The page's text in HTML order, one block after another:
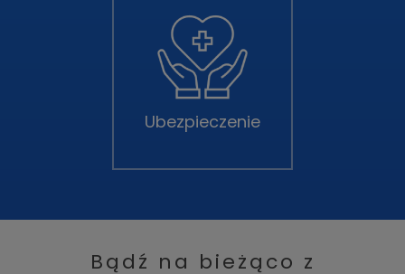
Ubezpieczenie
Bądź na bieżąco z